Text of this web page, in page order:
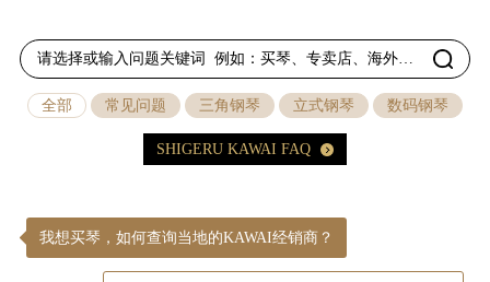
动
全部 常见问题 三角钢琴 立式钢琴 数码钢琴
SHIGERU KAWAI FAQ
我想买琴，如何查询当地的KAWAI经销商？